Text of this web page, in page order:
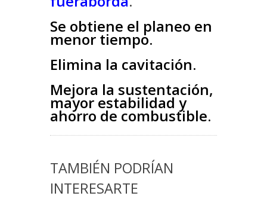
Se obtiene el planeo en
menor tiempo.
Elimina la cavitación.
Mejora la sustentación,
mayor estabilidad y
ahorro de combustible.
TAMBIÉN PODRÍAN
INTERESARTE